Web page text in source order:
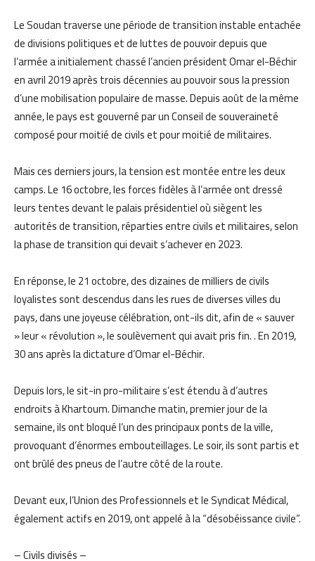
Le Soudan traverse une période de transition instable entachée
de divisions politiques et de luttes de pouvoir depuis que
l’armée a initialement chassé l’ancien président Omar el-Béchir
en avril 2019 après trois décennies au pouvoir sous la pression
d’une mobilisation populaire de masse. Depuis août de la même
année, le pays est gouverné par un Conseil de souveraineté
composé pour moitié de civils et pour moitié de militaires.
Mais ces derniers jours, la tension est montée entre les deux
camps. Le 16 octobre, les forces fidèles à l’armée ont dressé
leurs tentes devant le palais présidentiel où siègent les
autorités de transition, réparties entre civils et militaires, selon
la phase de transition qui devait s’achever en 2023.
En réponse, le 21 octobre, des dizaines de milliers de civils
loyalistes sont descendus dans les rues de diverses villes du
pays, dans une joyeuse célébration, ont-ils dit, afin de « sauver
» leur « révolution », le soulèvement qui avait pris fin. . En 2019,
30 ans après la dictature d’Omar el-Béchir.
Depuis lors, le sit-in pro-militaire s’est étendu à d’autres
endroits à Khartoum. Dimanche matin, premier jour de la
semaine, ils ont bloqué l’un des principaux ponts de la ville,
provoquant d’énormes embouteillages. Le soir, ils sont partis et
ont brûlé des pneus de l’autre côté de la route.
Devant eux, l’Union des Professionnels et le Syndicat Médical,
également actifs en 2019, ont appelé à la “désobéissance civile”.
– Civils divisés –